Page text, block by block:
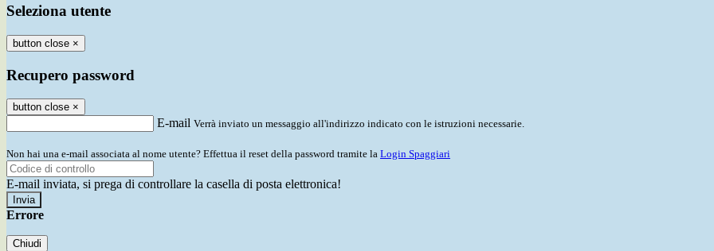
Seleziona utente
button close ×
Recupero password
button close ×
E-mail Verrà inviato un messaggio all'indirizzo indicato con le istruzioni necessarie.
Non hai una e-mail associata al nome utente? Effettua il reset della password tramite la Login Spaggiari
E-mail inviata, si prega di controllare la casella di posta elettronica!
Errore
Chiudi